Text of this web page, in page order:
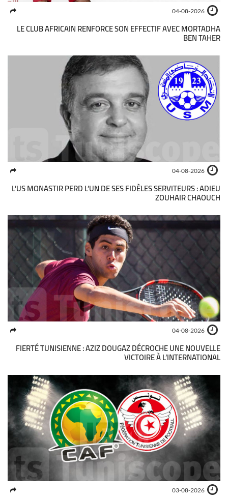
04-08-2026
LE CLUB AFRICAIN RENFORCE SON EFFECTIF AVEC MORTADHA
BEN TAHER
04-08-2026
L’US MONASTIR PERD L’UN DE SES FIDÈLES SERVITEURS : ADIEU
ZOUHAIR CHAOUCH
04-08-2026
FIERTÉ TUNISIENNE : AZIZ DOUGAZ DÉCROCHE UNE NOUVELLE
VICTOIRE À L’INTERNATIONAL
03-08-2026